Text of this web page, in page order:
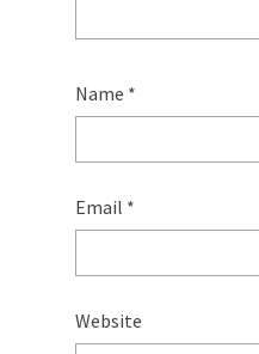
Name *
Email *
Website